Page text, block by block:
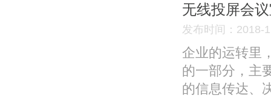
无线投屏会
发布时间：2018-
企业的运转里
的一部分，主
的信息传达、